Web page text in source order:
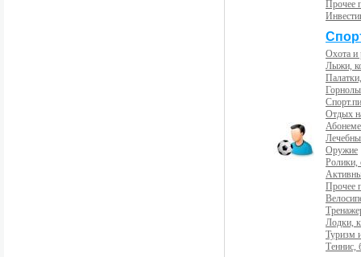
Прочее
Охота и
Лыжи,
Отдых
Оружие
Ролики,
Прочее
Лодки,
Туризм
Теннис,